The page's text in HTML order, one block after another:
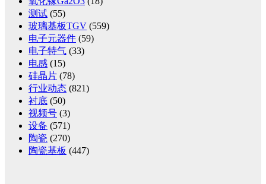
测试 (55)
玻璃基板TGV (559)
电子元器件 (59)
电子特气 (33)
电感 (15)
硅晶片 (78)
行业动态 (821)
衬底 (50)
视频号 (3)
设备 (571)
陶瓷 (270)
陶瓷基板 (447)